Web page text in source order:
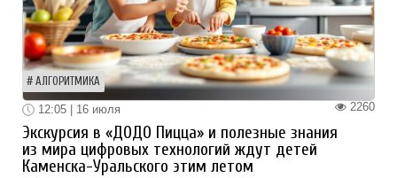
АЛГОРИТМИКА
2260
12:05 | 16 июля
Экскурсия в «ДОДО Пицца» и полезные знания
из мира цифровых технологий ждут детей
Каменска-Уральского этим летом